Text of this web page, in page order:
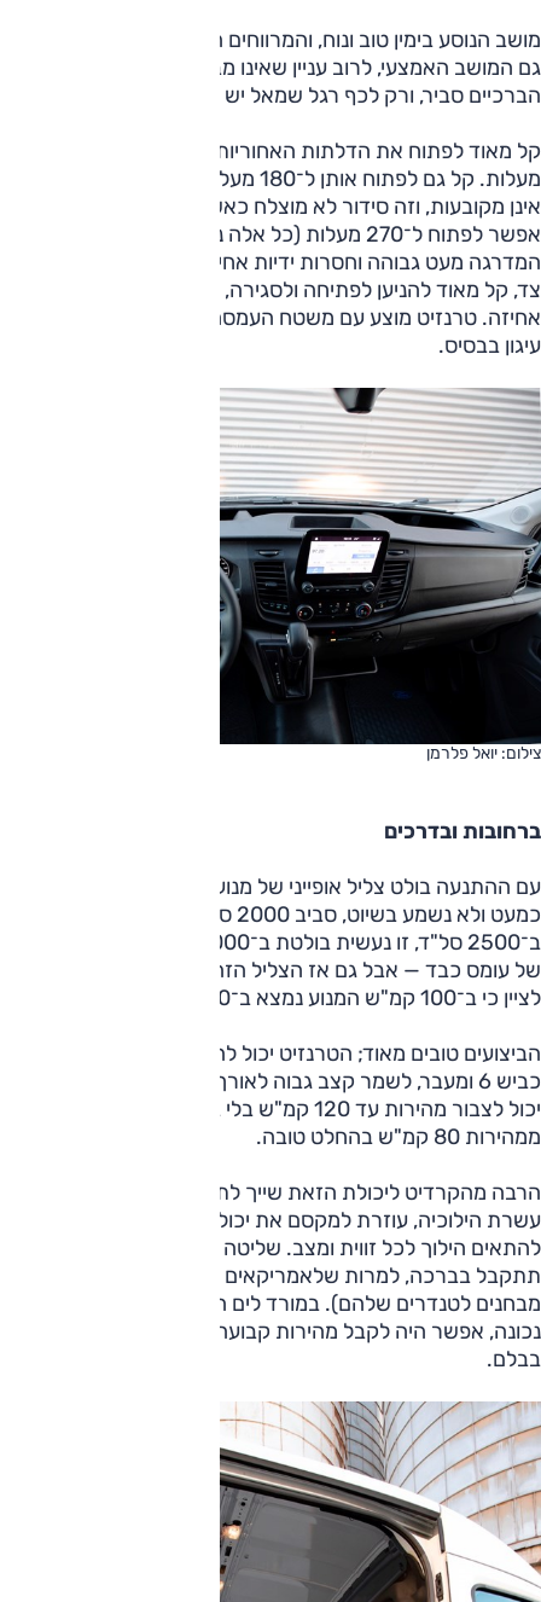
מושב הנוסע בימין טוב ונוח, והמרווחים העומדים לרשותו טובים.
גם המושב האמצעי, לרוב עניין שאינו מבוצע טוב, נוח, מרווח
הברכיים סביר, ורק לכף רגל שמאל יש הגבהה קלה.
מעלות. קל גם לפתוח אותן ל־180 מעלות, אלא שבמצב זה הן
אינן מקובעות, וזה סידור לא מוצלח כאשר יש רוח, למשל. אי
המדרגה מעט גבוהה וחסרות ידיות אחיזה. לטרנזיט דלת בכל
צד, קל מאוד להניען לפתיחה ולסגירה, ובכל צד מדרגה וידית
אחיזה. טרנזיט מוצע עם משטח העמסה בשחור, ויש לו נקודות
עיגון בבסיס.
צילום: יואל פלרמן
ברחובות ובדרכים
עם ההתנעה בולט צליל אופייני של מנוע דיזל, אבל בנסיעה הוא
כמעט ולא נשמע בשיוט, סביב 2000 סל"ד. הוא מפגין נוכחות
של עומס כבד — אבל גם אז הצליל הזה אינו מפריע. זה המקום
לציין כי ב־100 קמ"ש המנוע נמצא ב־1750 סל"ד.
הביצועים טובים מאוד; הטרנזיט יכול להגיע בקלות למהירות
כביש 6 ומעבר, לשמר קצב גבוה לאורך זמן. במעלה הררי הוא
יכול לצבור מהירות עד 120 קמ"ש בלי בעיה, ויכולת העקיפה שלו
ממהירות 80 קמ"ש בהחלט טובה.
הרבה מהקרדיט ליכולת הזאת שייך לתיבה. ובכן, תיבה זו, על
עשרת הילוכיה, עוזרת למקסם את יכולת המנוע, ומאפשר
להתאים הילוך לכל זווית ומצב. שליטה ידנית מתוכננת טוב יותר
תתקבל בברכה, למרות שלאמריקאים יש בעיה עם זה (וראו
מבחנים לטנדרים שלהם). במורד לים המלח, עם בחירת הילוך
נכונה, אפשר היה לקבל מהירות קבועה וללא שימוש כלשהו
בבלם.